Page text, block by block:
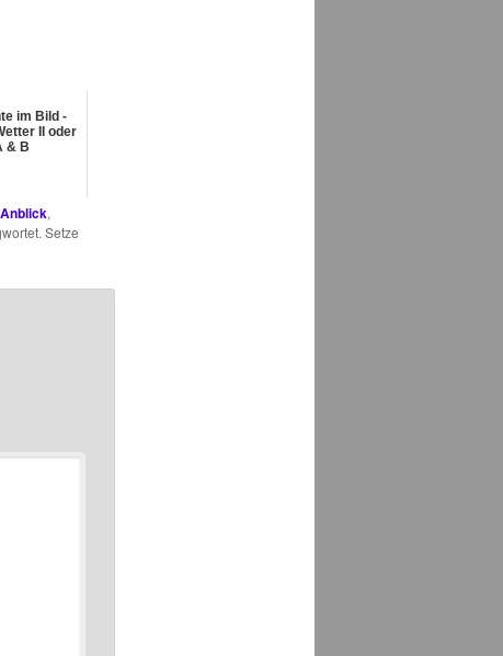
im Bild -
II oder
& B
Anblick,
Setze